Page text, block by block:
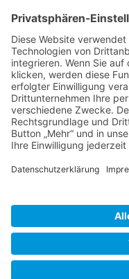
Spanien
Südtirol
USA
Weihnachten
Weihnachtstexte
Datenschutzerklärung
Impressum
Cookie-Einstellungen